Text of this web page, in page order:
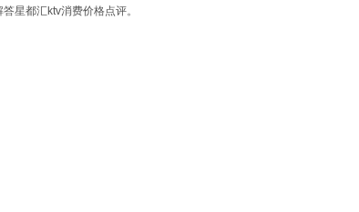
答星都汇ktv消费价格点评。